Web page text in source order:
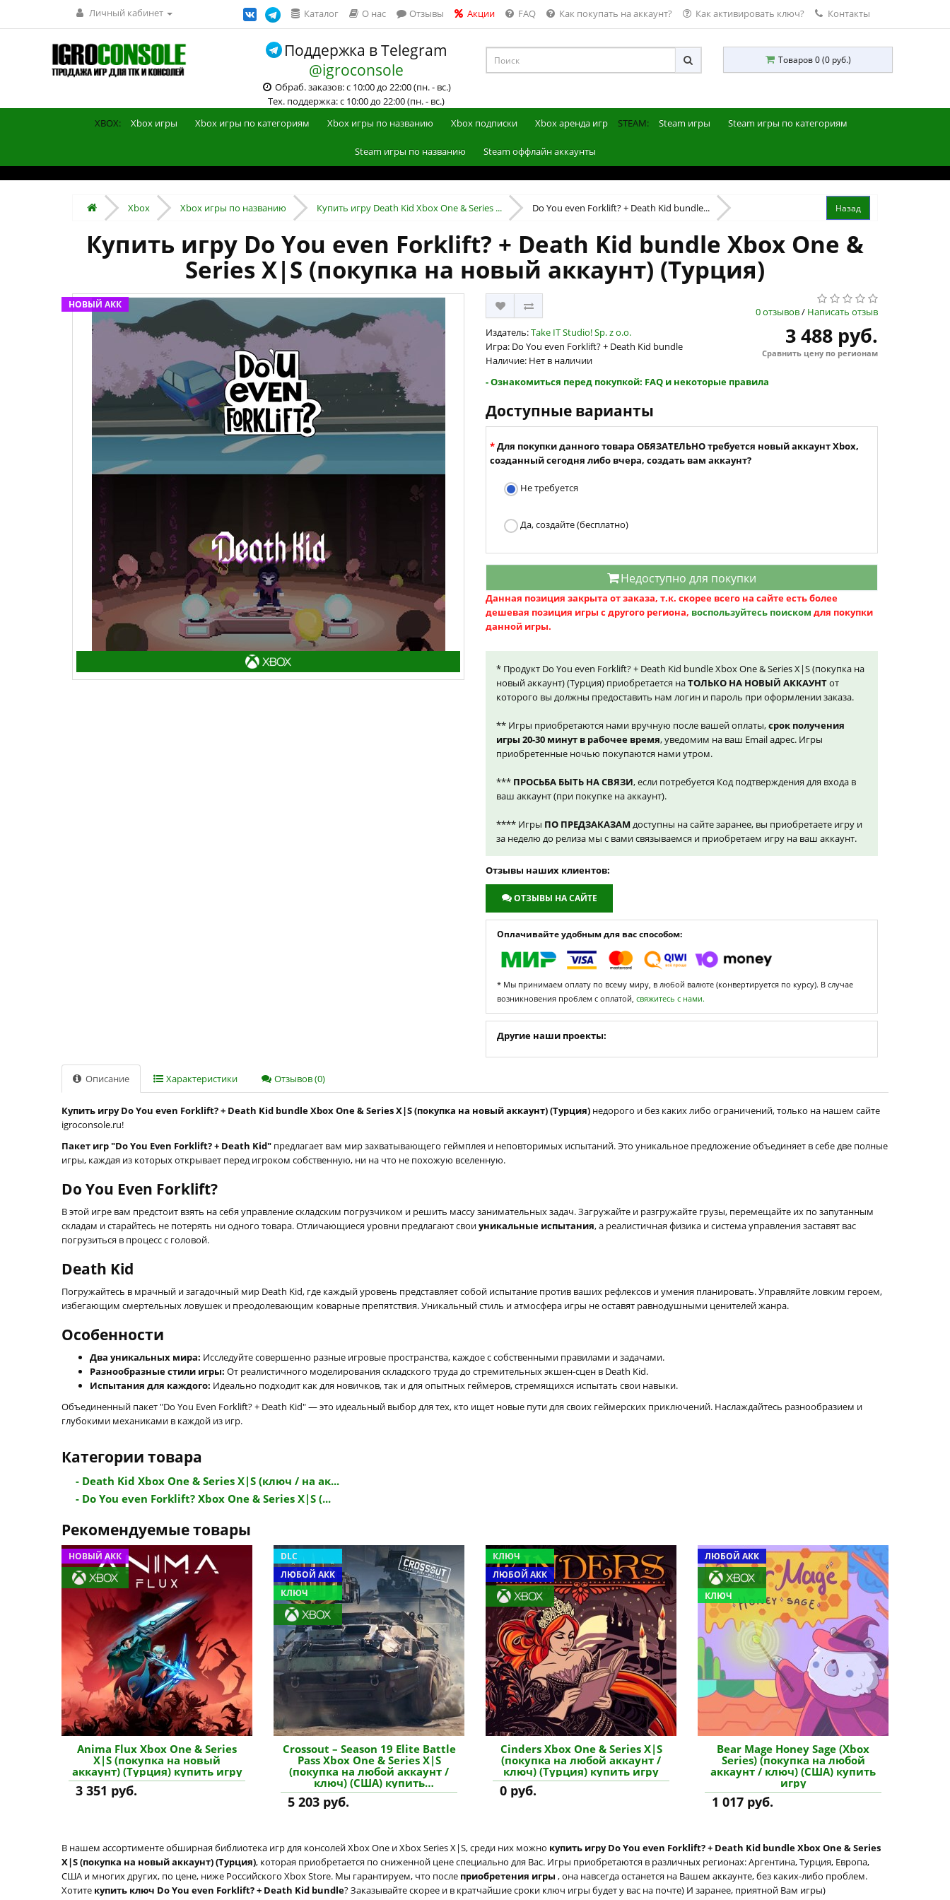
Личный кабинет Каталог О нас Отзывы Акции FAQ Как покупать на аккаунт? Как активировать ключ? Контакты
Поддержка в Telegram
@igroconsole
Обраб. заказов: с 10:00 до 22:00 (пн. - вс.)
Тех. поддержка: с 10:00 до 22:00 (пн. - вс.)
Товаров 0 (0 руб.)
XBOX: Xbox игры Xbox игры по категориям Xbox игры по названию Xbox подписки Xbox аренда игр STEAM: Steam игры Steam игры по категориям
Steam игры по названию Steam оффлайн аккаунты
Xbox Xbox игры по названию Купить игру Death Kid Xbox One & Series ... Do You even Forklift? + Death Kid bundle...
Купить игру Do You even Forklift? + Death Kid bundle Xbox One &
Series X|S (покупка на новый аккаунт) (Турция)
НОВЫЙ АКК
0 отзывов/ Написать отзыв
Издатель:Take IT Studio! Sp. z o.o.
Игра: Do You even Forklift? + Death Kid bundle
Наличие: Нет в наличии
3 488 руб.
Сравнить цену по регионам
- Ознакомиться перед покупкой: FAQ и некоторые правила
Доступные варианты
Для покупки данного товара ОБЯЗАТЕЛЬНО требуется новый аккаунт Xbox,
созданный сегодня либо вчера, создать вам аккаунт?
Не требуется
Да, создайте (бесплатно)
Недоступно для покупки
Данная позиция закрыта от заказа, т.к. скорее всего на сайте есть более
дешевая позиция игры с другого региона, воспользуйтесь поиском для покупки
данной игры.
* Продукт Do You even Forklift? + Death Kid bundle Xbox One & Series X|S (покупка на
новый аккаунт) (Турция) приобретается наТОЛЬКО НА НОВЫЙ АККАУНТот
которого вы должны предоставить нам логин и пароль при оформлении заказа.
** Игры приобретаются нами вручную после вашей оплаты,срок получения
игры 20-30 минут в рабочее время, уведомим на ваш Email адрес. Игры
приобретенные ночью покупаются нами утром.
*** ПРОСЬБА БЫТЬ НА СВЯЗИ, если потребуется Код подтверждения для входа в
ваш аккаунт (при покупке на аккаунт).
**** Игры ПО ПРЕДЗАКАЗАМ доступны на сайте заранее, вы приобретаете игру и
за неделю до релиза мы с вами связываемся и приобретаем игру на ваш аккаунт.
Отзывы наших клиентов:
ОТЗЫВЫ НА САЙТЕ
Оплачивайте удобным для вас способом:
* Мы принимаем оплату по всему миру, в любой валюте (конвертируется по курсу). В случае
возникновения проблем с оплатой, свяжитесь с нами.
Другие наши проекты:
Описание Характеристики Отзывов (0)
Купить игру Do You even Forklift? + Death Kid bundle Xbox One & Series X|S (покупка на новый аккаунт) (Турция) недорого и без каких либо ограничений, только на нашем сайте
igroconsole.ru!
Пакет игр "Do You Even Forklift? + Death Kid" предлагает вам мир захватывающего геймплея и неповторимых испытаний. Это уникальное предложение объединяет в себе две полные
игры, каждая из которых открывает перед игроком собственную, ни на что не похожую вселенную.
Do You Even Forklift?
В этой игре вам предстоит взять на себя управление складским погрузчиком и решить массу занимательных задач. Загружайте и разгружайте грузы, перемещайте их по запутанным
складам и старайтесь не потерять ни одного товара. Отличающиеся уровни предлагают своиуникальные испытания, а реалистичная физика и система управления заставят вас
погрузиться в процесс с головой.
Death Kid
Погружайтесь в мрачный и загадочный мир Death Kid, где каждый уровень представляет собой испытание против ваших рефлексов и умения планировать. Управляйте ловким героем,
избегающим смертельных ловушек и преодолевающим коварные препятствия. Уникальный стиль и атмосфера игры не оставят равнодушными ценителей жанра.
Особенности
Два уникальных мира: Исследуйте совершенно разные игровые пространства, каждое с собственными правилами и задачами.
Разнообразные стили игры: От реалистичного моделирования складского труда до стремительных экшен-сцен в Death Kid.
Испытания для каждого: Идеально подходит как для новичков, так и для опытных геймеров, стремящихся испытать свои навыки.
Объединенный пакет "Do You Even Forklift? + Death Kid" — это идеальный выбор для тех, кто ищет новые пути для своих геймерских приключений. Наслаждайтесь разнообразием и
глубокими механиками в каждой из игр.
Категории товара
- Death Kid Xbox One & Series X|S (ключ / на ак...
- Do You even Forklift? Xbox One & Series X|S (...
Рекомендуемые товары
НОВЫЙ АКК
Anima Flux Xbox One & Series
X|S (покупка на новый
аккаунт) (Турция) купить игру
3 351 руб.
DLC
ЛЮБОЙ АКК
КЛЮЧ
Crossout – Season 19 Elite Battle
Pass Xbox One & Series X|S
(покупка на любой аккаунт /
ключ) (США) купить
дополнение
5 203 руб.
КЛЮЧ
ЛЮБОЙ АКК
Cinders Xbox One & Series X|S
(покупка на любой аккаунт /
ключ) (Турция) купить игру
0 руб.
ЛЮБОЙ АКК
КЛЮЧ
Bear Mage Honey Sage (Xbox
Series) (покупка на любой
аккаунт / ключ) (США) купить
игру
1 017 руб.
В нашем ассортименте обширная библиотека игр для консолей Xbox One и Xbox Series X|S, среди них можно купить игру Do You even Forklift? + Death Kid bundle Xbox One & Series
X|S (покупка на новый аккаунт) (Турция), которая приобретается по сниженной цене специально для Вас. Игры приобретаются в различных регионах: Аргентина, Турция, Европа,
США и многих других, по цене, ниже Российского Xbox Store. Мы гарантируем, что после приобретения игры , она навсегда останется на Вашем аккаунте, без каких-либо проблем.
Хотите купить ключ Do You even Forklift? + Death Kid bundle? Заказывайте скорее и в кратчайшие сроки ключ игры будет у вас на почте) И заранее, приятной Вам игры)